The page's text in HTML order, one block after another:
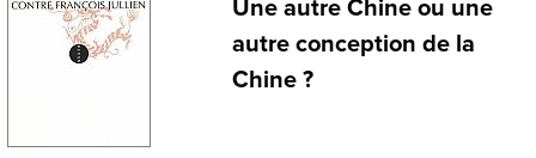
Une autre Chine ou une
autre conception de la
Chine ?